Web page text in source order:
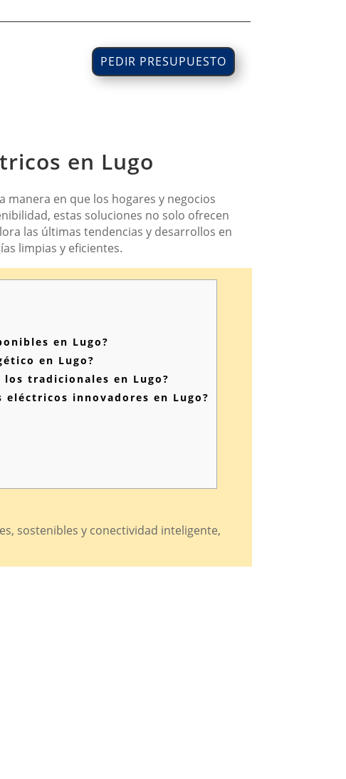
PEDIR PRESUPUESTO
en Lugo
en que los hogares y negocios
estas soluciones no solo ofrecen
las últimas tendencias y desarrollos en
limpias y eficientes.
en Lugo?
en Lugo?
tradicionales en Lugo?
innovadores en Lugo?
sostenibles y conectividad inteligente,